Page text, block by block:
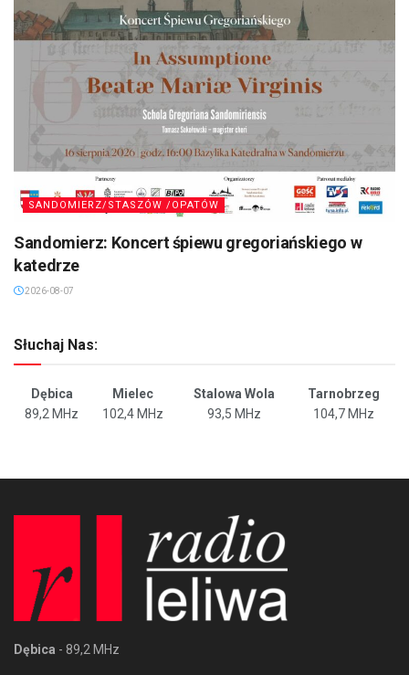
SANDOMIERZ/STASZÓW /OPATÓW
Sandomierz: Koncert śpiewu gregoriańskiego w
katedrze
2026-08-07
Słuchaj Nas:
Dębica Mielec Stalowa Wola
Tarnobrzeg
89,2 MHz
102,4 MHz 93,5 MHz 104,7 MHz
Dębica - 89,2 MHz